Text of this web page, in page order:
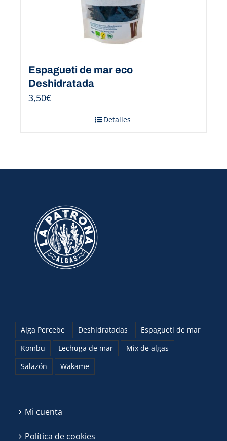
Espagueti de mar eco
Deshidratada
3,50€
Detalles
Alga Percebe Deshidratadas
Espagueti de mar
Kombu
Lechuga de mar
Mix de algas
Salazón
Wakame
Mi cuenta
Política de cookies